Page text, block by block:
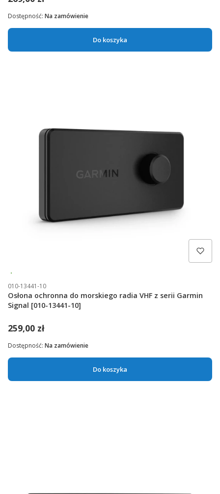
Do koszyka
Dostępność: Na zamówienie
010-13441-10
Osłona ochronna do morskiego radia VHF z serii Garmin
Signal [010-13441-10]
259,00 zł
Do koszyka
Dostępność: Na zamówienie